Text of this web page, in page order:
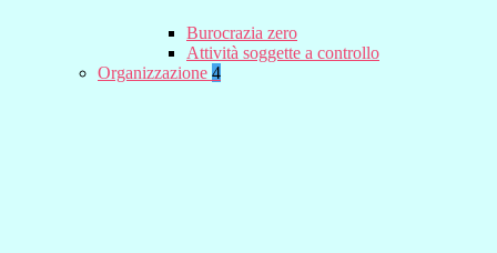
Burocrazia zero
Attività soggette a controllo
Organizzazione 4